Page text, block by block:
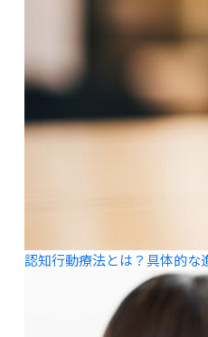
認知行動療法とは？具体的な